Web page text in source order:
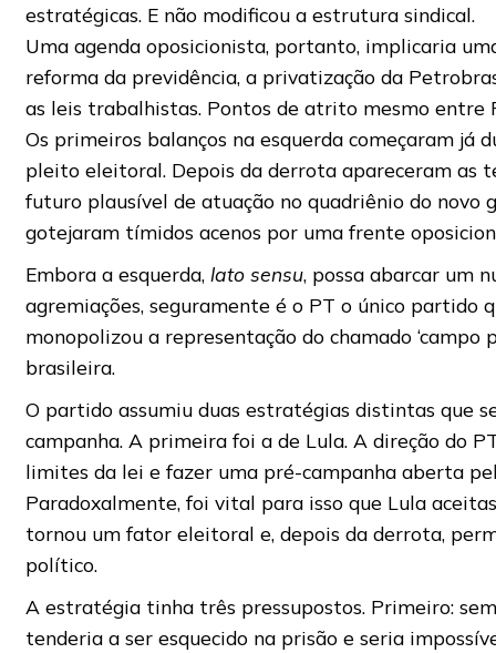
estratégicas. E não modificou a estrutura sindical.
Uma agenda oposicionista, portanto, implicaria
reforma da previdência, a privatização da
as leis trabalhistas. Pontos de atrito mesmo entre
Os primeiros balanços na esquerda começaram já
pleito eleitoral. Depois da derrota apareceram as
futuro plausível de atuação no quadriênio do novo
gotejaram tímidos acenos por uma frente
Embora a esquerda, lato sensu, possa abarcar um
agremiações, seguramente é o PT o único partido
monopolizou a representação do chamado ‘campo
brasileira.
O partido assumiu duas estratégias distintas que
campanha. A primeira foi a de Lula. A direção do
limites da lei e fazer uma pré-campanha aberta
Paradoxalmente, foi vital para isso que Lula
tornou um fator eleitoral e, depois da derrota,
político.
A estratégia tinha três pressupostos. Primeiro:
tenderia a ser esquecido na prisão e seria